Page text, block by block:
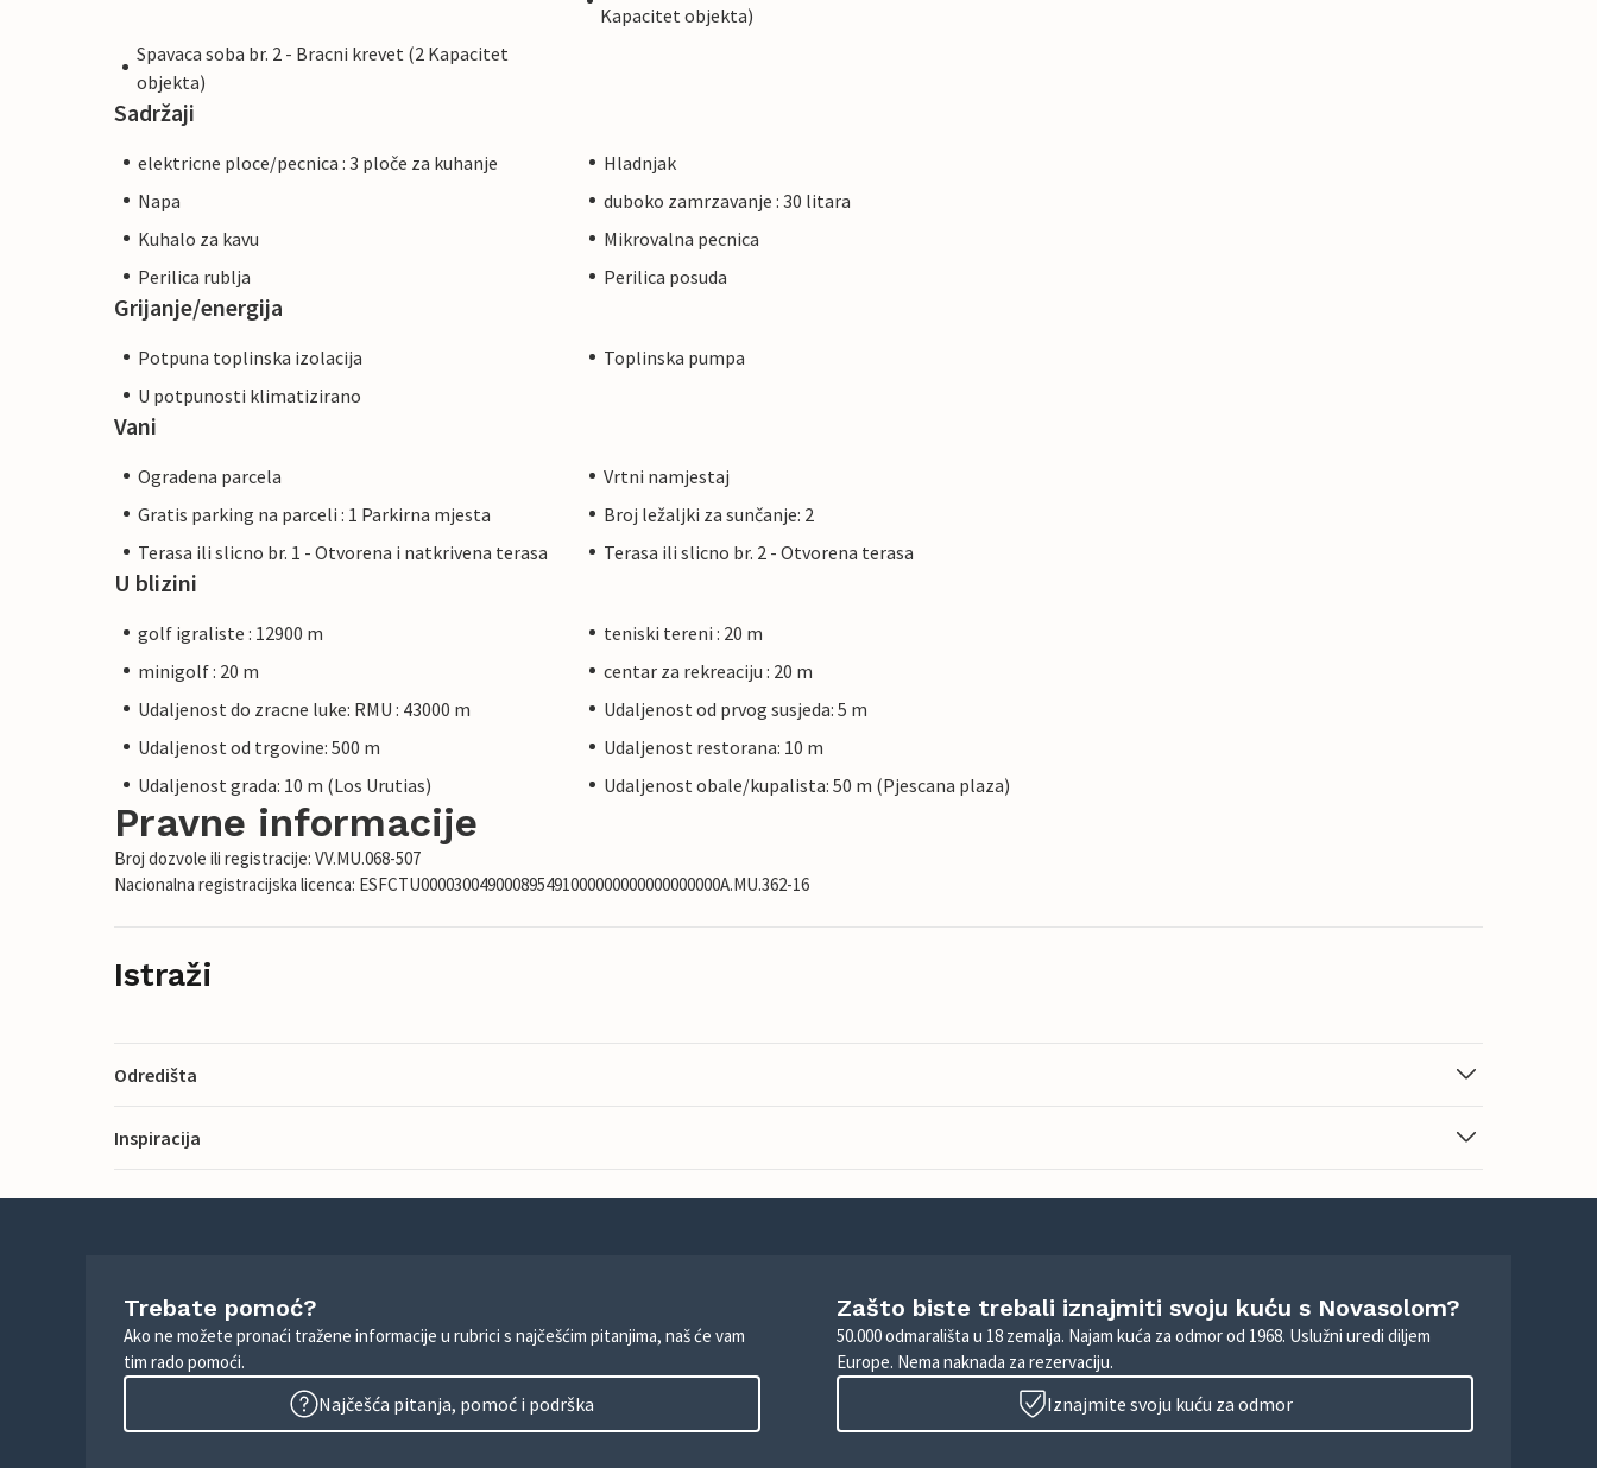
Kapacitet objekta)
Spavaca soba br. 2 - Bracni krevet (2 Kapacitet
objekta)
Sadržaji
elektricne ploce/pecnica : 3 ploče za kuhanje
Hladnjak
Napa
duboko zamrzavanje : 30 litara
Kuhalo za kavu
Mikrovalna pecnica
Perilica rublja
Perilica posuda
Grijanje/energija
Potpuna toplinska izolacija
Toplinska pumpa
U potpunosti klimatizirano
Vani
Ogradena parcela
Vrtni namjestaj
Gratis parking na parceli : 1 Parkirna mjesta
Broj ležaljki za sunčanje: 2
Terasa ili slicno br. 1 - Otvorena i natkrivena terasa
Terasa ili slicno br. 2 - Otvorena terasa
U blizini
golf igraliste : 12900 m
teniski tereni : 20 m
minigolf : 20 m
centar za rekreaciju : 20 m
Udaljenost do zracne luke: RMU : 43000 m
Udaljenost od prvog susjeda: 5 m
Udaljenost od trgovine: 500 m
Udaljenost restorana: 10 m
Udaljenost grada: 10 m (Los Urutias)
Udaljenost obale/kupalista: 50 m (Pjescana plaza)
Pravne informacije
Broj dozvole ili registracije: VV.MU.068-507
Nacionalna registracijska licenca: ESFCTU000030049000895491000000000000000000A.MU.362-16
Istraži
Odredišta
Inspiracija
Trebate pomoć?
Ako ne možete pronaći tražene informacije u rubrici s najčešćim pitanjima, naš će vam
tim rado pomoći.
Najčešća pitanja, pomoć i podrška
Zašto biste trebali iznajmiti svoju kuću s Novasolom?
50.000 odmarališta u 18 zemalja. Najam kuća za odmor od 1968. Uslužni uredi diljem
Europe. Nema naknada za rezervaciju.
Iznajmite svoju kuću za odmor